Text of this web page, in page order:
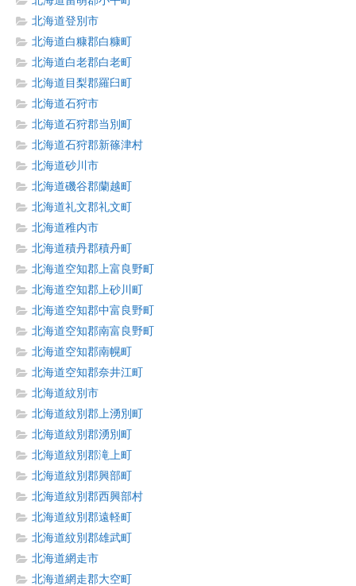
北海道登別市
北海道白糠郡白糠町
北海道白老郡白老町
北海道目梨郡羅臼町
北海道石狩市
北海道石狩郡当別町
北海道石狩郡新篠津村
北海道砂川市
北海道磯谷郡蘭越町
北海道礼文郡礼文町
北海道稚内市
北海道積丹郡積丹町
北海道空知郡上富良野町
北海道空知郡上砂川町
北海道空知郡中富良野町
北海道空知郡南富良野町
北海道空知郡南幌町
北海道空知郡奈井江町
北海道紋別市
北海道紋別郡上湧別町
北海道紋別郡湧別町
北海道紋別郡滝上町
北海道紋別郡興部町
北海道紋別郡西興部村
北海道紋別郡遠軽町
北海道紋別郡雄武町
北海道網走市
北海道網走郡大空町